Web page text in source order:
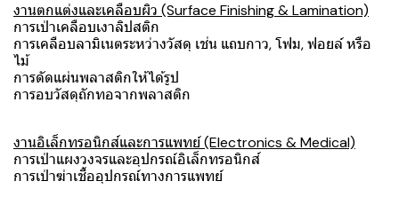
งานตกแต่งและเคลือบผิว (Surface Finishing & Lamination)
การเป่าเคลือบเงาลิปสติก
การเคลือบลามิเนตระหว่างวัสดุ เช่น แถบกาว, โฟม, ฟอยล์ หรือ
ไม้
การดัดแผ่นพลาสติกให้ได้รูป
การอบวัสดุถักทอจากพลาสติก
งานอิเล็กทรอนิกส์และการแพทย์ (Electronics & Medical)
การเป่าแผงวงจรและอุปกรณ์อิเล็กทรอนิกส์
การเป่าฆ่าเชื้ออุปกรณ์ทางการแพทย์